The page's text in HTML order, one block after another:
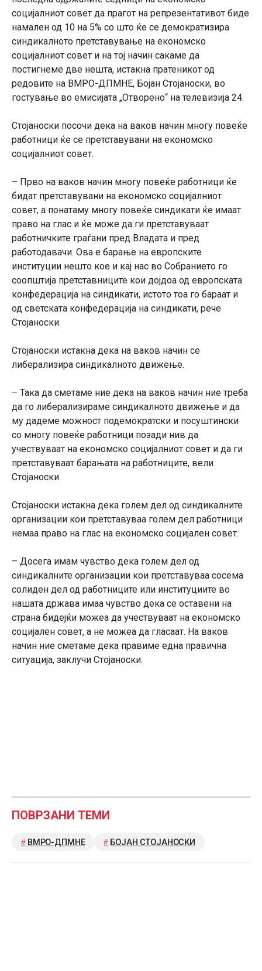
социјалниот совет да прагот на репрезентативот биде
намален од 10 на 5% со што ќе се демократизира
синдикалното претставување на економско
социјалниот совет и на тој начин сакаме да
постигнеме две нешта, истакна пратеникот од
редовите на ВМРО-ДПМНЕ, Бојан Стојаноски, во
гостување во емисијата „Отворено“ на телевизија 24.
Стојаноски посочи дека на ваков начин многу повеќе
работници ќе се претставувани на економско
социјалниот совет.
– Прво на ваков начин многу повеќе работници ќе
бидат претставувани на економско социјалниот
совет, а понатаму многу повеќе синдикати ќе имаат
право на глас и ќе може да ги претставуваат
работничките граѓани пред Владата и пред
работодавачи. Ова е барање на европските
институции нешто кое и кај нас во Собранието го
соопштија претставниците кои дојдоа од европската
конфедерација на синдикати, истото тоа го бараат и
од светската конфедерација на синдикати, рече
Стојаноски.
Стојаноски истакна дека на ваков начин се
либерализира синдикалното движење.
– Така да сметаме ние дека на ваков начин ние треба
да го либерализираме синдикалното движење и да
му дадеме можност подемократски и посуштински
со многу повеќе работници позади нив да
учествуваат на економско социјалниот совет и да ги
претставуваат барањата на работниците, вели
Стојаноски.
Стојаноски истакна дека голем дел од синдикалните
организации кои претставуваа голем дел работници
немаа право на глас на економско социјален совет.
– Досега имам чувство дека голем дел од
синдикалните организации кои претставуваа сосема
солиден дел од работниците или институциите во
нашата држава имаа чувство дека се оставени на
страна бидејќи можеа да учествуваат на економско
социјален совет, а не можеа да гласаат. На ваков
начин ние сметаме дека правиме една правична
ситуација, заклучи Стојаноски.
ПОВРЗАНИ ТЕМИ
ВМРО-ДПМНЕ БОЈАН СТОЈАНОСКИ